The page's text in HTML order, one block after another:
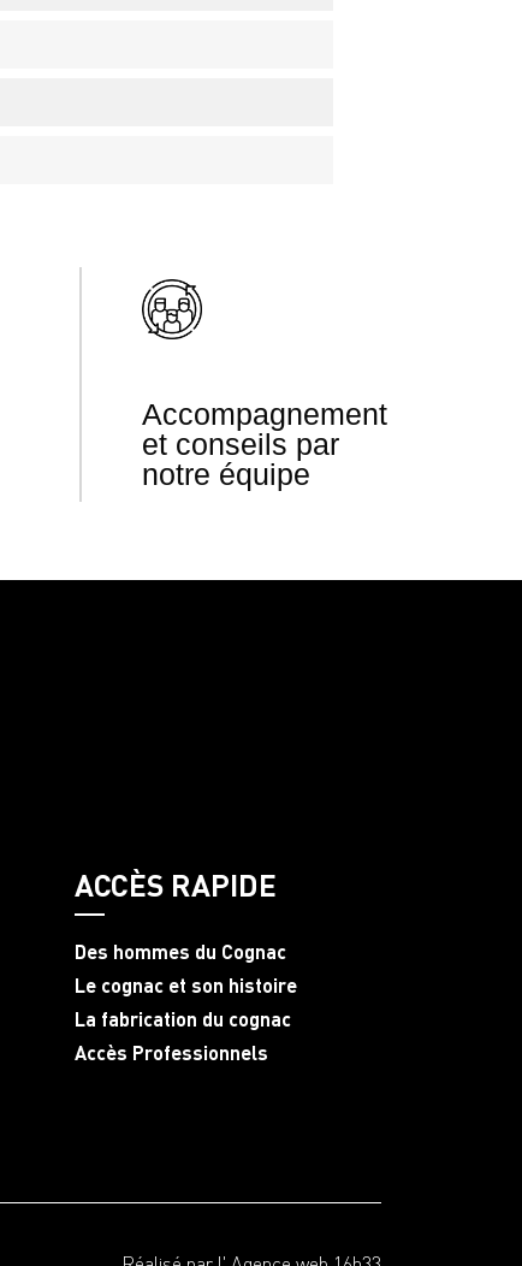
Accompagnement
et conseils par
notre équipe
ACCÈS RAPIDE
Des hommes du Cognac
Le cognac et son histoire
La fabrication du cognac
Accès Professionnels